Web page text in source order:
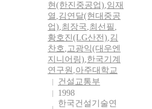
현(한진중공업),임재
열 ,김연달(현대중공
업),최장국,최선필 ,
황호진(LG산전),김
찬호,고광익(대우엔
지니어링),한국기계
연구원 ,아주대학교
건설교통부
1998
한국건설기술연